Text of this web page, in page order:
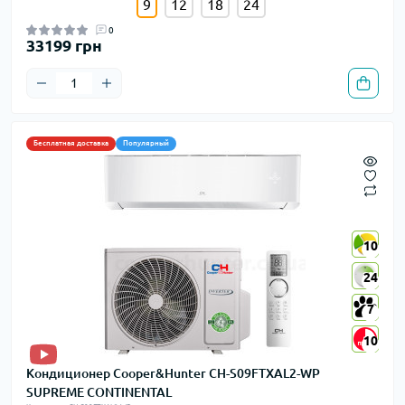
9 12 18 24
0
33199 грн
Бесплатная доставка Популярный
10
24
7
10
10
24
7
10
Кондиционер Cooper&Hunter CH-S09FTXAL2-WP
SUPREME CONTINENTAL